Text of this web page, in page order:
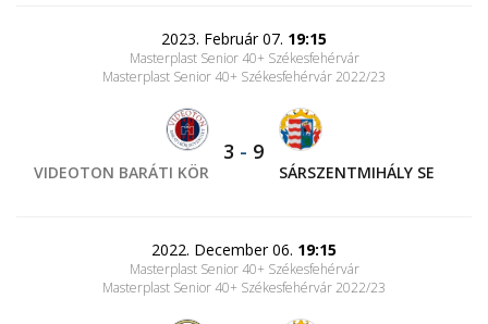
2023. Február 07. 19:15
Masterplast Senior 40+ Székesfehérvár
Masterplast Senior 40+ Székesfehérvár 2022/23
VIDEOTON BARÁTI KÖR
3 - 9
SÁRSZENTMIHÁLY SE
2022. December 06. 19:15
Masterplast Senior 40+ Székesfehérvár
Masterplast Senior 40+ Székesfehérvár 2022/23